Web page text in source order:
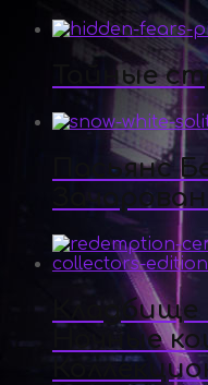
Тайные
Пасьянс
Кладбище
Ночные